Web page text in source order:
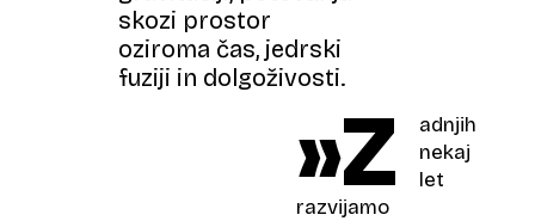
skozi prostor
oziroma čas, jedrski
fuziji in dolgoživosti.
»Z
adnjih
nekaj
let
razvijamo